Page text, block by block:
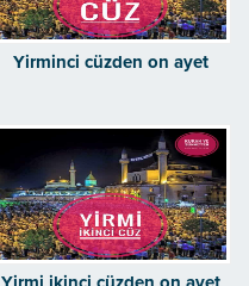
Yirminci cüzden on ayet